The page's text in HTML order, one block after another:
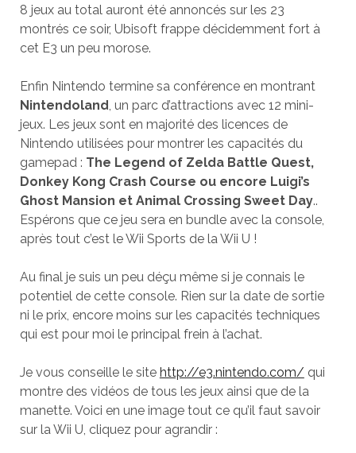
8 jeux au total auront été annoncés sur les 23
montrés ce soir, Ubisoft frappe décidemment fort à
cet E3 un peu morose.
Enfin Nintendo termine sa conférence en montrant
Nintendoland, un parc d’attractions avec 12 mini-
jeux. Les jeux sont en majorité des licences de
Nintendo utilisées pour montrer les capacités du
gamepad : The Legend of Zelda Battle Quest,
Donkey Kong Crash Course ou encore Luigi’s
Ghost Mansion et Animal Crossing Sweet Day..
Espérons que ce jeu sera en bundle avec la console,
après tout c’est le Wii Sports de la Wii U !
Au final je suis un peu déçu même si je connais le
potentiel de cette console. Rien sur la date de sortie
ni le prix, encore moins sur les capacités techniques
qui est pour moi le principal frein à l’achat.
Je vous conseille le site http://e3.nintendo.com/ qui
montre des vidéos de tous les jeux ainsi que de la
manette. Voici en une image tout ce qu’il faut savoir
sur la Wii U, cliquez pour agrandir :